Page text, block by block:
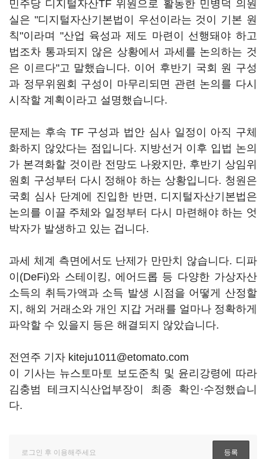
민주당 디지털자산TF 위원으로 활동한 민병덕 의원
실은 "디지털자산기본법이 우선이라는 것이 기본 원
칙"이라며 "산업 육성과 제도 마련이 선행돼야 하고
법조차 통과되지 않은 상황에서 과세를 논의하는 것
은 이르다"고 말했습니다. 이어 후반기 국회 원 구성
과 정무위원회 구성이 마무리되면 관련 논의를 다시
시작할 계획이라고 설명했습니다.
문제는 후속 TF 구성과 법안 심사 일정이 아직 구체
화하지 않았다는 점입니다. 지방선거 이후 입법 논의
가 본격화할 것이란 전망도 나왔지만, 후반기 상임위
원회 구성부터 다시 정해야 하는 상황입니다. 청원은
국회 심사 단계에 진입한 반면, 디지털자산기본법은
논의를 이끌 주체와 일정부터 다시 마련해야 하는 엇
박자가 발생하고 있는 겁니다.
과세 체계 측면에서도 난제가 만만치 않습니다. 디파
이(DeFi)와 스테이킹, 에어드롭 등 다양한 가상자산
소득의 취득가액과 소득 발생 시점을 어떻게 산정할
지, 해외 거래소와 개인 지갑 거래를 얼마나 정확하게
파악할 수 있을지 등은 해결되지 않았습니다.
전연주 기자 kiteju1011@etomato.com
이 기사는 뉴스토마토 보도준칙 및 윤리강령에 따라
김충범 테크지식산업부장이 최종 확인·수정했습니
다.